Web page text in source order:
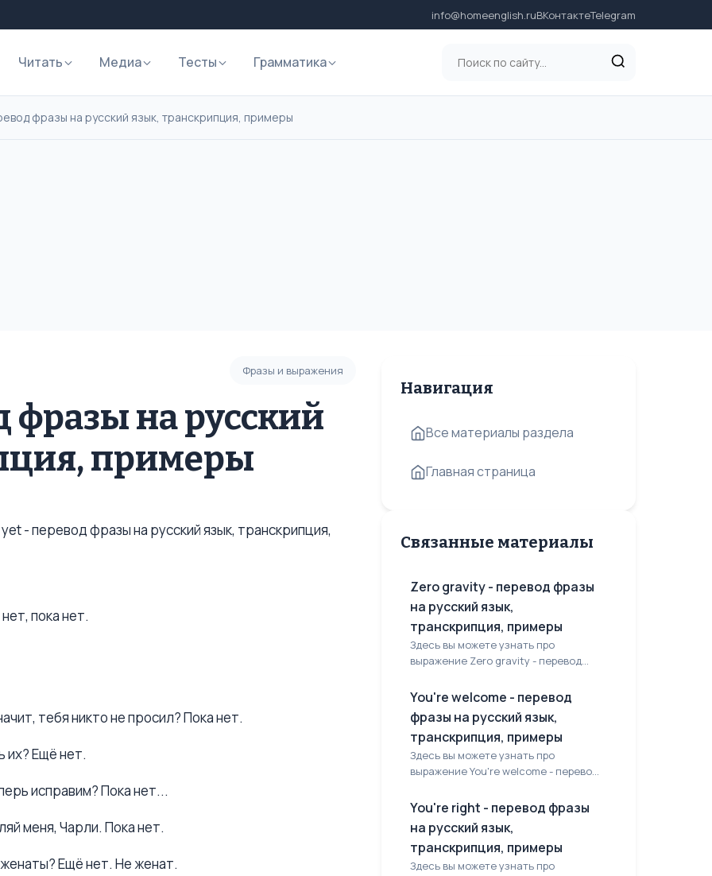
info@homeenglish.ruВКонтактеTelegram
Читать Медиа Тесты Грамматика
фразы на русский язык, транскрипция, примеры
Фразы и выражения
фразы на русский
примеры
- перевод фразы на русский язык, транскрипция,
пока нет.
тебя никто не просил? Пока нет.
их? Ещё нет.
исправим? Пока нет...
меня, Чарли. Пока нет.
Ещё нет. Не женат.
Навигация
Все материалы раздела
Главная страница
Связанные материалы
Zero gravity - перевод фразы
на русский язык,
транскрипция, примеры
Здесь вы можете узнать про
выражение Zero gravity - перевод...
You're welcome - перевод
фразы на русский язык,
транскрипция, примеры
Здесь вы можете узнать про
выражение You're welcome - перево...
You're right - перевод фразы
на русский язык,
транскрипция, примеры
Здесь вы можете узнать про